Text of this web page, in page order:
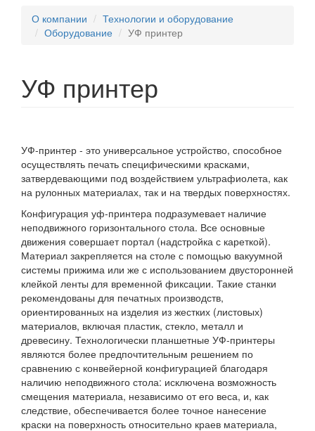
О компании
Технологии и оборудование
Оборудование
УФ принтер
УФ принтер
УФ-принтер - это универсальное устройство, способное
осуществлять печать специфическими красками,
затвердевающими под воздействием ультрафиолета, как
на рулонных материалах, так и на твердых поверхностях.
Конфигурация уф-принтера подразумевает наличие
неподвижного горизонтального стола. Все основные
движения совершает портал (надстройка с кареткой).
Материал закрепляется на столе с помощью вакуумной
системы прижима или же с использованием двусторонней
клейкой ленты для временной фиксации. Такие станки
рекомендованы для печатных производств,
ориентированных на изделия из жестких (листовых)
материалов, включая пластик, стекло, металл и
древесину. Технологически планшетные УФ-принтеры
являются более предпочтительным решением по
сравнению с конвейерной конфигурацией благодаря
наличию неподвижного стола: исключена возможность
смещения материала, независимо от его веса, и, как
следствие, обеспечивается более точное нанесение
краски на поверхность относительно краев материала,